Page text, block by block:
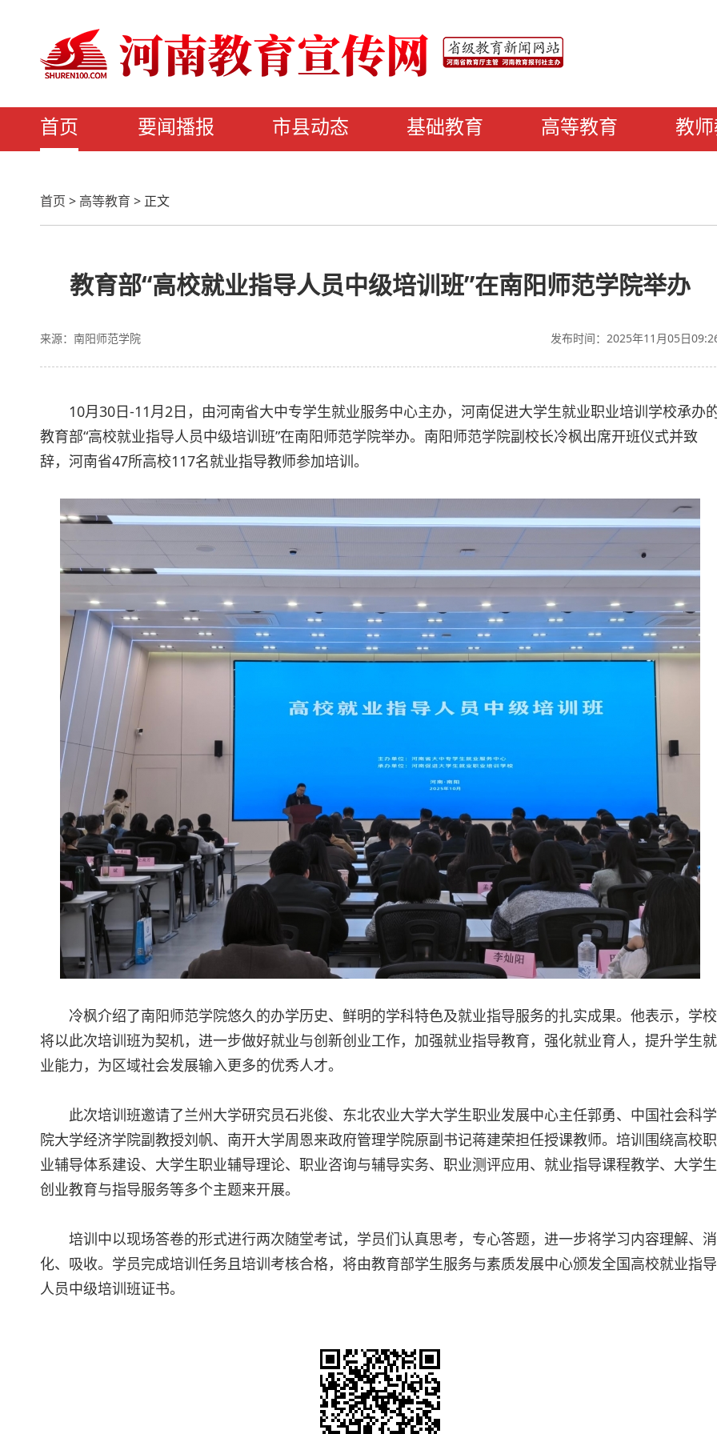
首页 要闻播报 市县动态 基础教育 高等教育 教
首页 > 高等教育 > 正文
教育部“高校就业指导人员中级培训班”在南阳师范学院举办
发布时间：2025年11月05日
来源：南阳师范学院
10月30日-11月2日，由河南省大中专学生就业服务中心主办，河南促进大学生就业职业培训学校承办
教育部“高校就业指导人员中级培训班”在南阳师范学院举办。南阳师范学院副校长冷枫出席开班仪式并致
辞，河南省47所高校117名就业指导教师参加培训。
冷枫介绍了南阳师范学院悠久的办学历史、鲜明的学科特色及就业指导服务的扎实成果。他表示，学校
将以此次培训班为契机，进一步做好就业与创新创业工作，加强就业指导教育，强化就业育人，提升学生就
业能力，为区域社会发展输入更多的优秀人才。
此次培训班邀请了兰州大学研究员石兆俊、东北农业大学大学生职业发展中心主任郭勇、中国社会科学
院大学经济学院副教授刘帆、南开大学周恩来政府管理学院原副书记蒋建荣担任授课教师。培训围绕高校职
业辅导体系建设、大学生职业辅导理论、职业咨询与辅导实务、职业测评应用、就业指导课程教学、大学生
创业教育与指导服务等多个主题来开展。
培训中以现场答卷的形式进行两次随堂考试，学员们认真思考，专心答题，进一步将学习内容理解、消
化、吸收。学员完成培训任务且培训考核合格，将由教育部学生服务与素质发展中心颁发全国高校就业指导
人员中级培训班证书。